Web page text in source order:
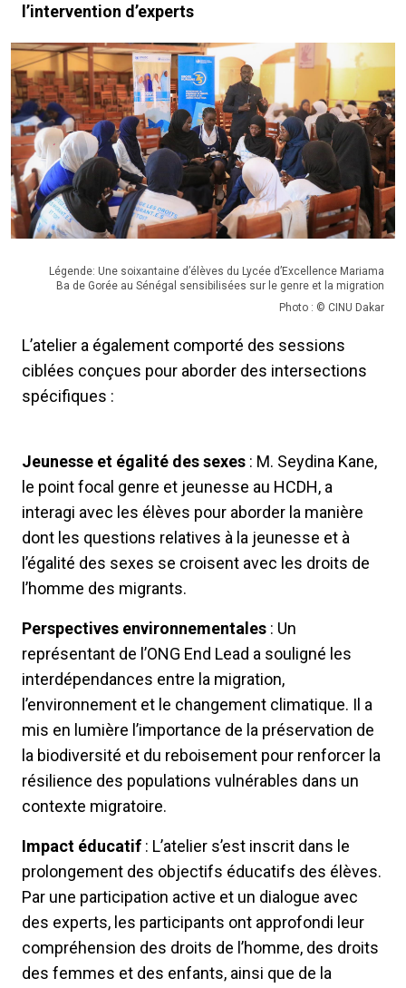
l’intervention d’experts
Légende: Une soixantaine d’élèves du Lycée d’Excellence Mariama
Ba de Gorée au Sénégal sensibilisées sur le genre et la migration
Photo : © CINU Dakar
L’atelier a également comporté des sessions
ciblées conçues pour aborder des intersections
spécifiques :
Jeunesse et égalité des sexes : M. Seydina Kane,
le point focal genre et jeunesse au HCDH, a
interagi avec les élèves pour aborder la manière
dont les questions relatives à la jeunesse et à
l’égalité des sexes se croisent avec les droits de
l’homme des migrants.
Perspectives environnementales : Un
représentant de l’ONG End Lead a souligné les
interdépendances entre la migration,
l’environnement et le changement climatique. Il a
mis en lumière l’importance de la préservation de
la biodiversité et du reboisement pour renforcer la
résilience des populations vulnérables dans un
contexte migratoire.
Impact éducatif : L’atelier s’est inscrit dans le
prolongement des objectifs éducatifs des élèves.
Par une participation active et un dialogue avec
des experts, les participants ont approfondi leur
compréhension des droits de l’homme, des droits
des femmes et des enfants, ainsi que de la